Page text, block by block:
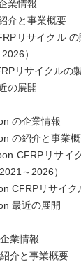
企業情報
の紹介と事業概要
）
CFRPリサイクルの
近の展開
の企業情報
の紹介と事業
～2026）
Carbon CFRPリサイ
最近の展開
の企業情報
の紹介と事業概要